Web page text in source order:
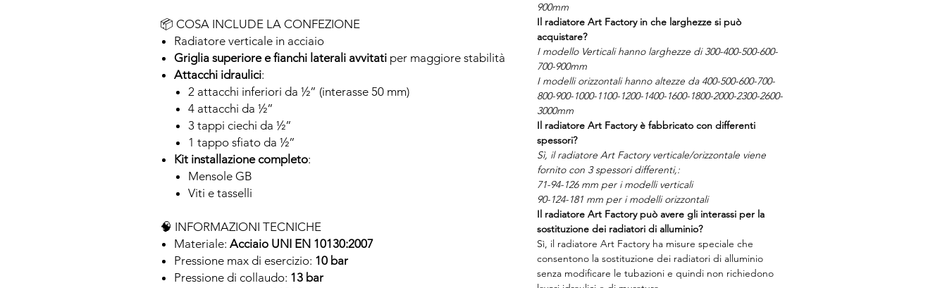
📦 COSA INCLUDE LA CONFEZIONE
Radiatore verticale in acciaio
Griglia superiore e fianchi laterali avvitati per maggiore stabilità
Attacchi idraulici:
2 attacchi inferiori da ½” (interasse 50 mm)
4 attacchi da ½”
3 tappi ciechi da ½”
1 tappo sfiato da ½”
Kit installazione completo:
Mensole GB
Viti e tasselli
🧠 INFORMAZIONI TECNICHE
Materiale: Acciaio UNI EN 10130:2007
Pressione max di esercizio: 10 bar
Pressione di collaudo: 13 bar
900mm
Il radiatore Art Factory in che larghezze si può
acquistare?
I modello Verticali hanno larghezze di 300-400-500-600-
700-900mm
I modelli orizzontali hanno altezze da 400-500-600-700-
800-900-1000-1100-1200-1400-1600-1800-2000-2300-2600-
3000mm
Il radiatore Art Factory è fabbricato con differenti
spessori?
Sì, il radiatore Art Factory verticale/orizzontale viene
fornito con 3 spessori differenti,:
71-94-126 mm per i modelli verticali
90-124-181 mm per i modelli orizzontali
Il radiatore Art Factory può avere gli interassi per la
sostituzione dei radiatori di alluminio?
Sì, il radiatore Art Factory ha misure speciale che
consentono la sostituzione dei radiatori di alluminio
senza modificare le tubazioni e quindi non richiedono